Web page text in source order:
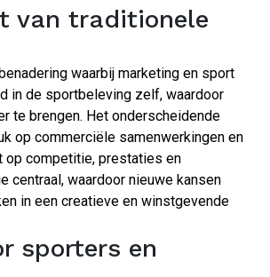
van traditionele
waarbij marketing en sport
in de sportbeleving zelf, waardoor
te brengen. Het onderscheidende
op commerciële samenwerkingen en
op competitie, prestaties en
centraal, waardoor nieuwe kansen
in een creatieve en winstgevende
sporters en